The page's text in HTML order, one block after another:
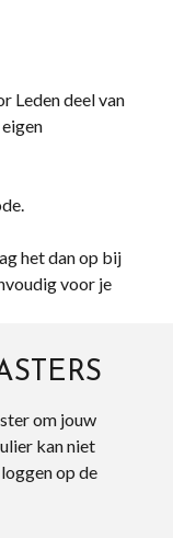
Leden deel van
het dan op bij
voor je
om jouw
kan niet
op de